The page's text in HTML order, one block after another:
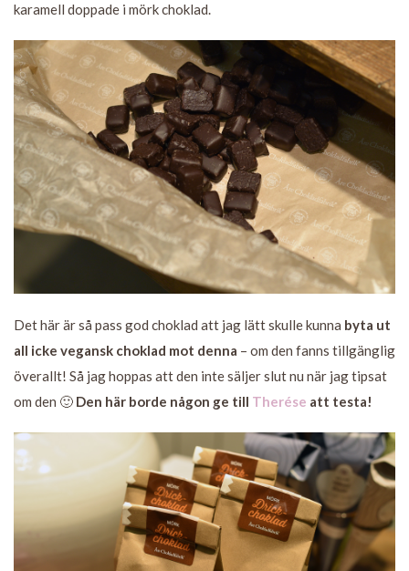
karamell doppade i mörk choklad.
Det här är så pass god choklad att jag lätt skulle kunna byta ut
all icke vegansk choklad mot denna – om den fanns tillgänglig
överallt! Så jag hoppas att den inte säljer slut nu när jag tipsat
om den 🙂 Den här borde någon ge till Therése att testa!